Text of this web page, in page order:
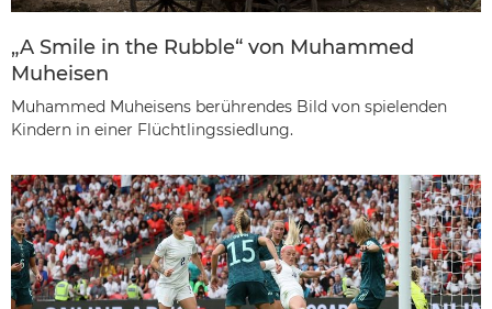
„A Smile in the Rubble“ von Muhammed
Muheisen
Muhammed Muheisens berührendes Bild von spielenden
Kindern in einer Flüchtlingssiedlung.